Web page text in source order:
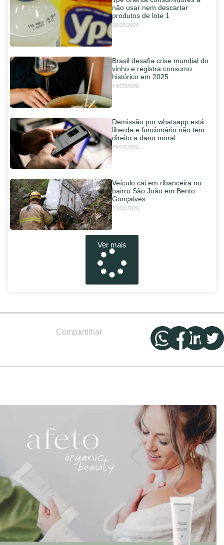
não usar nem descartar
produtos de lote 1
20/05/2026
Brasil desafia crise mundial do
vinho e registra consumo
histórico em 2025
14/05/2026
Demissão por whatsapp está
liberda e funcionário não tem
direito a dano moral
29/04/2026
Veículo cai em ribanceira no
bairro São João em Bento
Gonçalves
23/03/2026
Ver mais
Compartilhar